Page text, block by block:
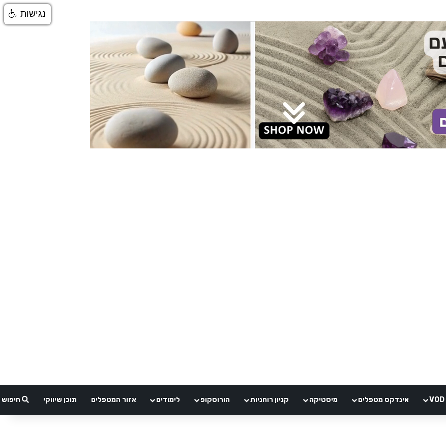
אינדקס מטפלים מיסטיקה קניון רוחניות הורוסקופ לימודים אזור המטפלים תוכן שיווקי חיפוש
נגישות